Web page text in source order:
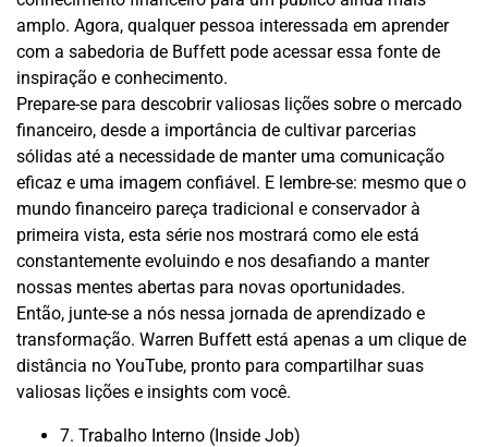
amplo. Agora, qualquer pessoa interessada em aprender
com a sabedoria de Buffett pode acessar essa fonte de
inspiração e conhecimento.
Prepare-se para descobrir valiosas lições sobre o mercado
financeiro, desde a importância de cultivar parcerias
sólidas até a necessidade de manter uma comunicação
eficaz e uma imagem confiável. E lembre-se: mesmo que o
mundo financeiro pareça tradicional e conservador à
primeira vista, esta série nos mostrará como ele está
constantemente evoluindo e nos desafiando a manter
nossas mentes abertas para novas oportunidades.
Então, junte-se a nós nessa jornada de aprendizado e
transformação. Warren Buffett está apenas a um clique de
distância no YouTube, pronto para compartilhar suas
valiosas lições e insights com você.
7. Trabalho Interno (Inside Job)